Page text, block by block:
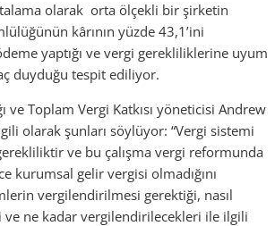
olarak orta ölçekli bir şirketin
kârının yüzde 43,1’ini
yaptığı ve vergi gerekliliklerine uyum
duyduğu tespit ediliyor.
ve Toplam Vergi Katkısı yöneticisi Andrew
olarak şunları söylüyor: “Vergi sistemi
ve bu çalışma vergi reformunda
kurumsal gelir vergisi olmadığını
vergilendirilmesi gerektiği, nasıl
ne kadar vergilendirilecekleri ile ilgili